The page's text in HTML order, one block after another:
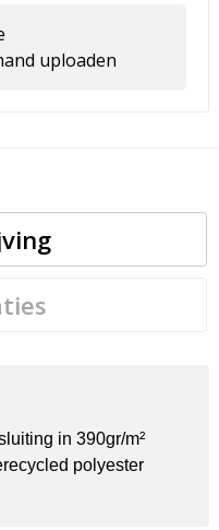
uploaden
in 390gr/m²
polyester